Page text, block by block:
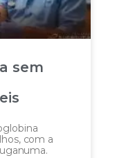
sem
com a